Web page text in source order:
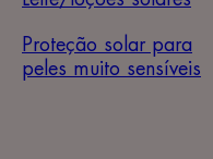
Proteção solar para
peles muito sensíveis